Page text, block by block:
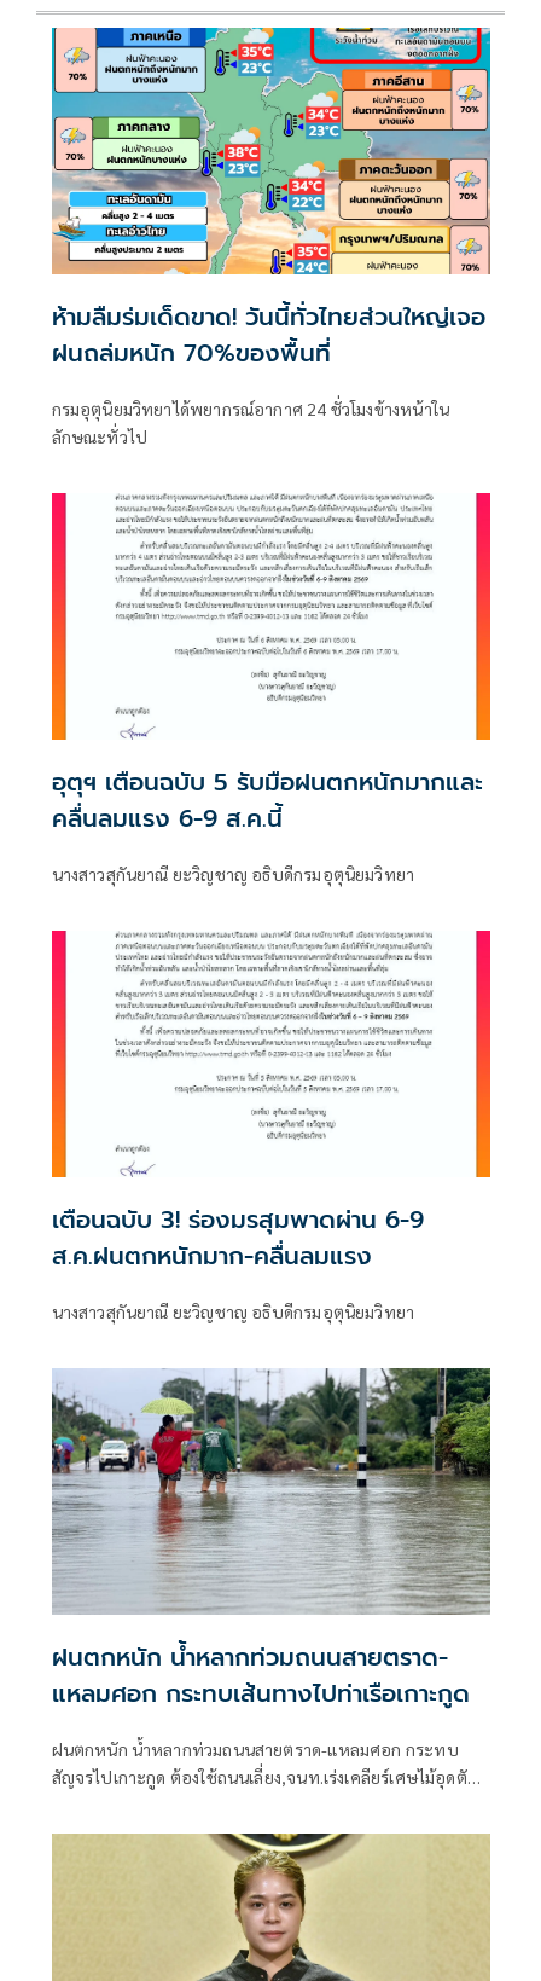
ห้ามลืมร่มเด็ดขาด! วันนี้ทั่วไทยส่วนใหญ่เจอ
ฝนถล่มหนัก 70%ของพื้นที่
กรมอุตุนิยมวิทยาได้พยากรณ์อากาศ 24 ชั่วโมงข้างหน้าใน
ลักษณะทั่วไป
อุตุฯ เตือนฉบับ 5 รับมือฝนตกหนักมากและ
คลื่นลมแรง 6-9 ส.ค.นี้
นางสาวสุกันยาณี ยะวิญชาญ อธิบดีกรมอุตุนิยมวิทยา
เตือนฉบับ 3! ร่องมรสุมพาดผ่าน 6-9
ส.ค.ฝนตกหนักมาก-คลื่นลมแรง
นางสาวสุกันยาณี ยะวิญชาญ อธิบดีกรมอุตุนิยมวิทยา
ฝนตกหนัก น้ำหลากท่วมถนนสายตราด-
แหลมศอก กระทบเส้นทางไปท่าเรือเกาะกูด
ฝนตกหนัก น้ำหลากท่วมถนนสายตราด-แหลมศอก กระทบ
สัญจรไปเกาะกูด ต้องใช้ถนนเลี่ยง,จนท.เร่งเคลียร์เศษไม้อุดตัน